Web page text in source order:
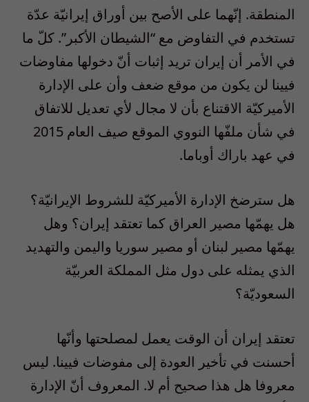
المنطقة. إنّهما على الأصح بين أوراق إيرانيّة عدّة
تستخدم في التفاوض مع “الشيطان الأكبر”. كلّ ما
في الأمر أن إيران تريد إثبات أنّ دخولها مفاوضات
فيينا لن يكون من موقع ضعف وأن على الإدارة
الأميركيّة الاقتناع بأن لا مجال لأي تعديل للاتفاق
في شأن ملفّها النووي الموقع صيف العام 2015
في عهد باراك أوباما.
هل سترضخ الإدارة الأميركيّة للشروط الإيرانيّة؟
هل يهمّها مصير العراق كما تعتقد إيران؟ وهل
يهمّها مصير لبنان أو مصير سوريا واليمن والتهديد
الذي يمثله على دول مثل المملكة العربيّة
السعوديّة؟
تعتقد إيران أن الوقت يعمل لمصلحتها وأنّها
أحسنت في تأخير العودة إلى مفوضات فيينا. ليس
معروفا هل هذا صحيح أم لا. المعروف أنّ الإدارة